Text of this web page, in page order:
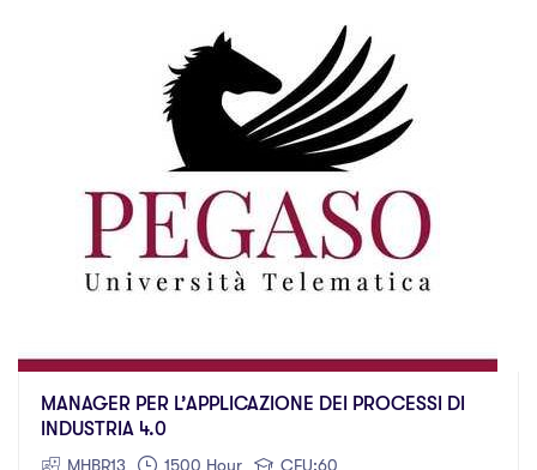
MANAGER PER L’APPLICAZIONE DEI PROCESSI DI
INDUSTRIA 4.0
MHBR13 1500 Hour CFU:60